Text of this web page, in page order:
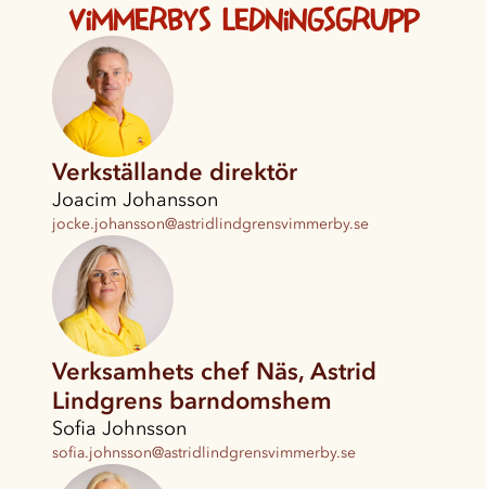
Vimmerbys ledningsgrupp
Verkställande direktör
Joacim Johansson
jocke.johansson@astridlindgrensvimmerby.se
Verksamhets chef Näs, Astrid
Lindgrens barndomshem
Sofia Johnsson
sofia.johnsson@astridlindgrensvimmerby.se